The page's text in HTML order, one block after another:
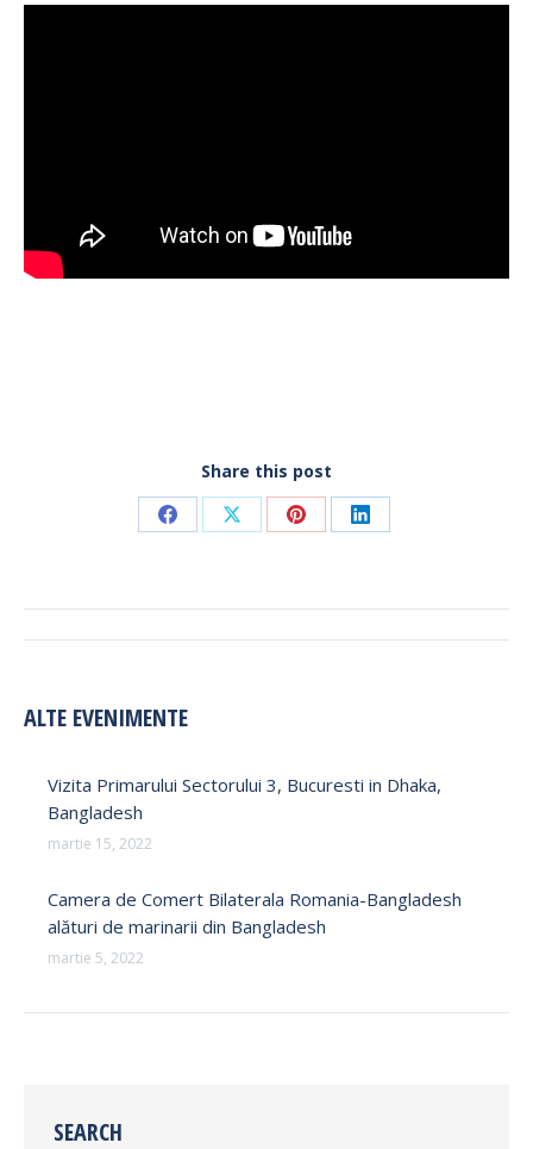
Share this post
Share Share Share Share
ALTE EVENIMENTE
Vizita Primarului Sectorului 3, Bucuresti in Dhaka,
Bangladesh
martie 15, 2022
Camera de Comert Bilaterala Romania-Bangladesh
alături de marinarii din Bangladesh
martie 5, 2022
SEARCH